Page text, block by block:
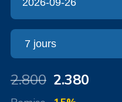
2.800 2.380